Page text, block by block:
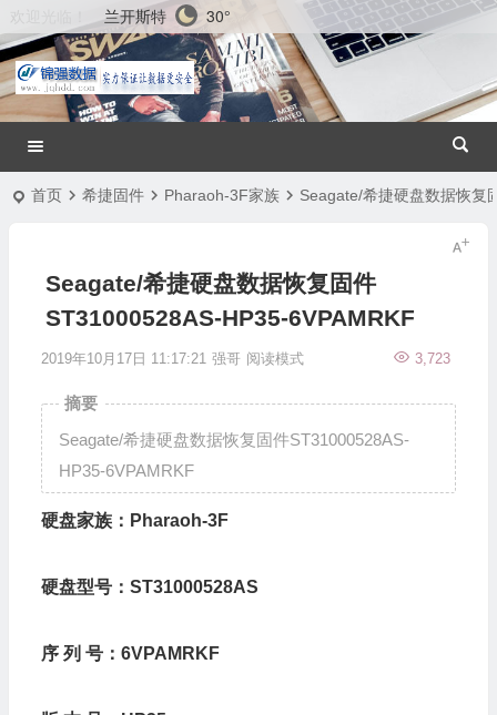
兰开斯特 30°
首页 希捷固件 Pharaoh-3F家族 Seagate/希捷硬盘数据恢复
Seagate/希捷硬盘数据恢复固件
ST31000528AS-HP35-6VPAMRKF
2019年10月17日 11:17:21 强哥 3,723
阅读模式
摘要
Seagate/希捷硬盘数据恢复固件ST31000528AS-
HP35-6VPAMRKF
硬盘家族：Pharaoh-3F
硬盘型号：ST31000528AS
序 列 号：6VPAMRKF